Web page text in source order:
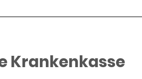
Krankenkasse